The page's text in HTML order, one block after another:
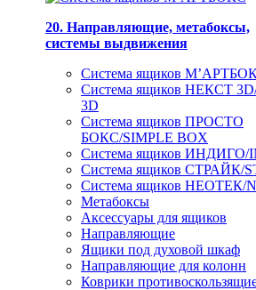
20. Направляющие, метабоксы,
системы выдвижения
Система ящиков
Система ящиков НЕКСТ
3D
Система ящиков ПРОСТО
БОКС/SIMPLE BOX
Система ящиков ИНДИГО/
Система ящиков СТРАЙК/
Система ящиков НЕОТЕК/
Метабоксы
Аксессуары для ящиков
Направляющие
Ящики под духовой шкаф
Направляющие для колонн
Коврики